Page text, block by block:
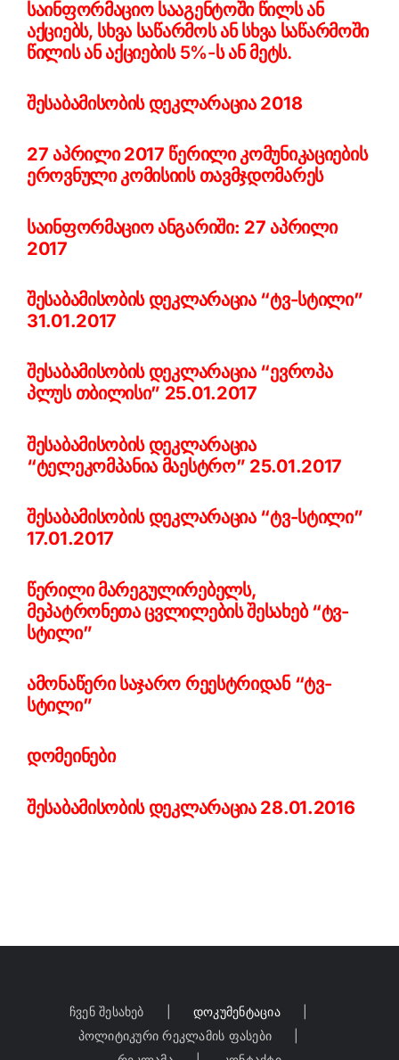
საინფორმაციო სააგენტოში წილს ან
აქციებს, სხვა საწარმოს ან სხვა საწარმოში
წილის ან აქციების 5%-ს ან მეტს.
შესაბამისობის დეკლარაცია 2018
27 აპრილი 2017 წერილი კომუნიკაციების
ეროვნული კომისიის თავმჯდომარეს
საინფორმაციო ანგარიში: 27 აპრილი
2017
შესაბამისობის დეკლარაცია “ტვ-სტილი”
31.01.2017
შესაბამისობის დეკლარაცია “ევროპა
პლუს თბილისი” 25.01.2017
შესაბამისობის დეკლარაცია
“ტელეკომპანია მაესტრო” 25.01.2017
შესაბამისობის დეკლარაცია “ტვ-სტილი”
17.01.2017
წერილი მარეგულირებელს,
მეპატრონეთა ცვლილების შესახებ “ტვ-
სტილი”
ამონაწერი საჯარო რეესტრიდან “ტვ-
სტილი”
დომეინები
შესაბამისობის დეკლარაცია 28.01.2016
ჩვენ შესახებ
დოკუმენტაცია
პოლიტიკური რეკლამის ფასები